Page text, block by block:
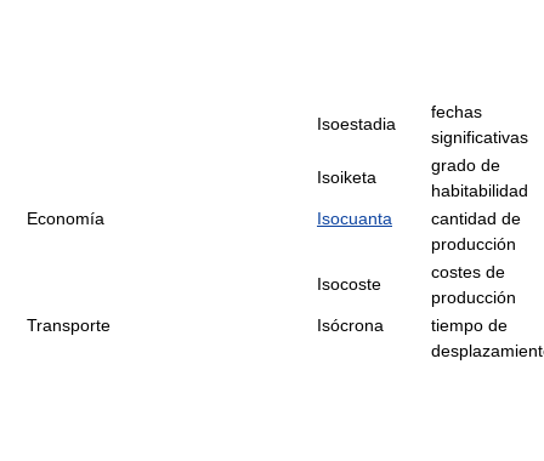
Isoestadia
fechas
significativas
Isoiketa
grado de
habitabilidad
Economía
Isocuanta
cantidad de
producción
Isocoste
costes de
producción
Transporte
Isócrona
tiempo de